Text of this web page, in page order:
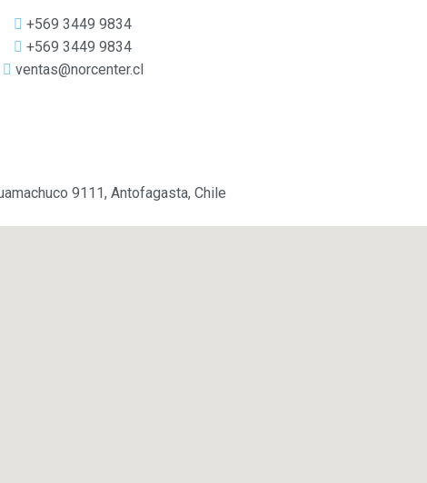
+569 3449 9834
+569 3449 9834
ventas@norcenter.cl
9111, Antofagasta, Chile